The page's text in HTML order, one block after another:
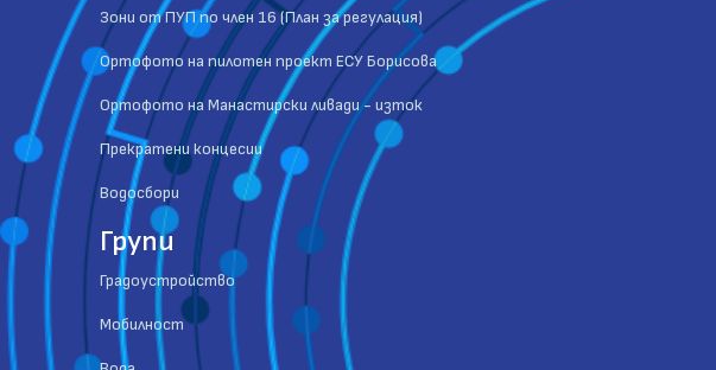
Зони от ПУП по член 16 (План за регулация)
Ортофото на пилотен проект ЕСУ Борисова
Ортофото на Манастирски ливади - изток
Прекратени концесии
Водосбори
Групи
Градоустройство
Мобилност